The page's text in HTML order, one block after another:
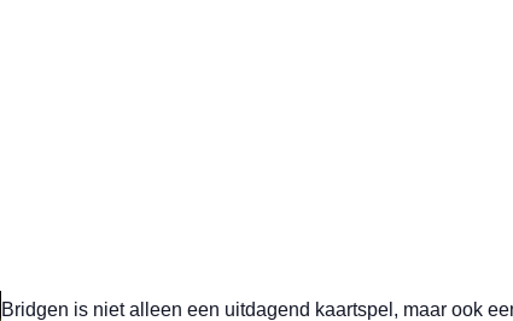
Bridgen is niet alleen een uitdagend kaartspel, maar ook